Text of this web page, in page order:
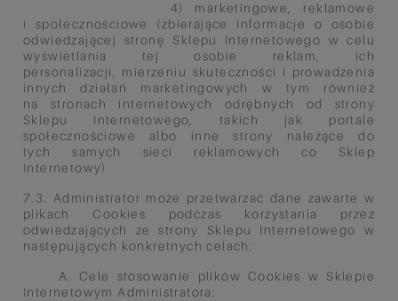
4) marketingowe, reklamowe
i społecznościowe (zbierające informacje o osobie
odwiedzającej stronę Sklepu Internetowego wcelu
wyświetlania tej osobie reklam, ich
personalizacji, mierzeniu skuteczności i prowadzenia
innych działań marketingowych w tym również
na stronach internetowych odrębnych od strony
Sklepu Internetowego, takich jak portale
społecznościowealbo inne strony należące do
tychsamych sieci reklamowych co Sklep
Internetowy)
7.3. Administrator może przetwarzać dane zawarte w
plikach Cookies podczas korzystania przez
odwiedzających ze strony Sklepu Internetowego w
następujących konkretnych celach:
A. Cele stosowanie plików Cookies w Sklepie
InternetowymAdministratora: